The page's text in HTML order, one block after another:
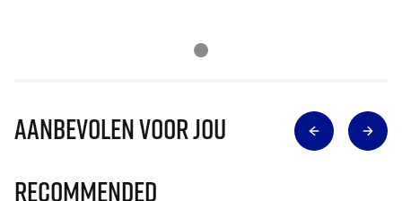
Aanbevolen voor jou
Recommended